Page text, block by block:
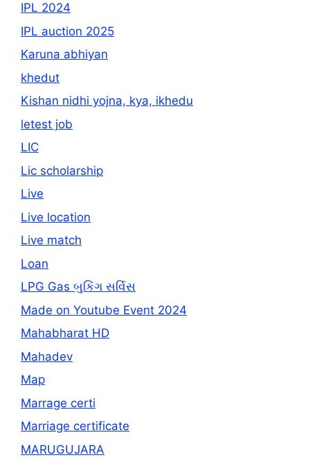
IPL 2024
IPL auction 2025
Karuna abhiyan
khedut
Kishan nidhi yojna, kya, ikhedu
letest job
LIC
Lic scholarship
Live
Live location
Live match
Loan
LPG Gas બુકિંગ સર્વિસ
Made on Youtube Event 2024
Mahabharat HD
Mahadev
Map
Marrage certi
Marriage certificate
MARUGUJARA